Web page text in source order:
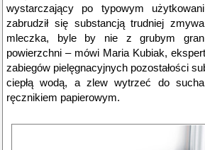
wystarczający po typowym
zabrudził się substancją trudniej
mleczka, byle by nie z grubym
powierzchni – mówi Maria Kubiak,
zabiegów pielęgnacyjnych pozostałości
ciepłą wodą, a zlew wytrzeć do
ręcznikiem papierowym.